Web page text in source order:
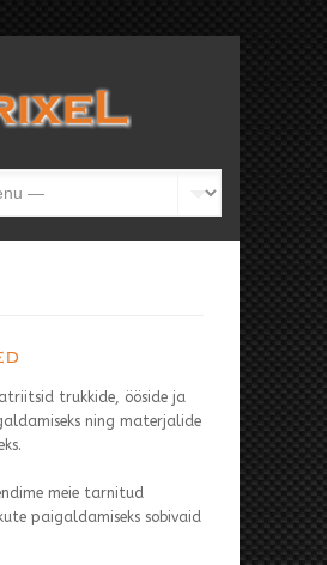
trukkide, ööside ja
ning materjalide
meie tarnitud
paigaldamiseks sobivaid